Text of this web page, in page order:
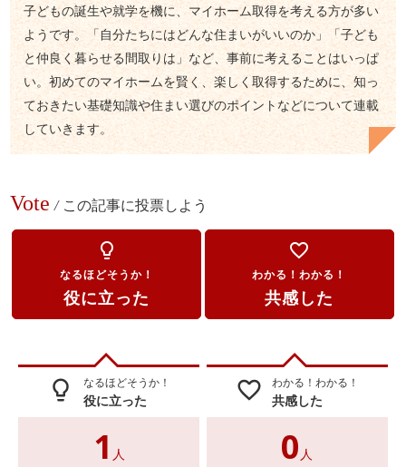
子どもの誕生や就学を機に、マイホーム取得を考える方が多い
ようです。「自分たちにはどんな住まいがいいのか」「子ども
と仲良く暮らせる間取りは」など、事前に考えることはいっぱ
い。初めてのマイホームを賢く、楽しく取得するために、知っ
ておきたい基礎知識や住まい選びのポイントなどについて連載
していきます。
Vote / この記事に投票しよう
lightbulb_outline
なるほどそうか！
役に立った
favorite_border
わかる！わかる！
共感した
lightbulb_outline なるほどそうか！
役に立った
1 人
favorite_border わかる！わかる！
共感した
0 人